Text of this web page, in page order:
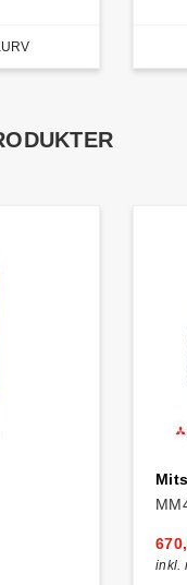
inkl.